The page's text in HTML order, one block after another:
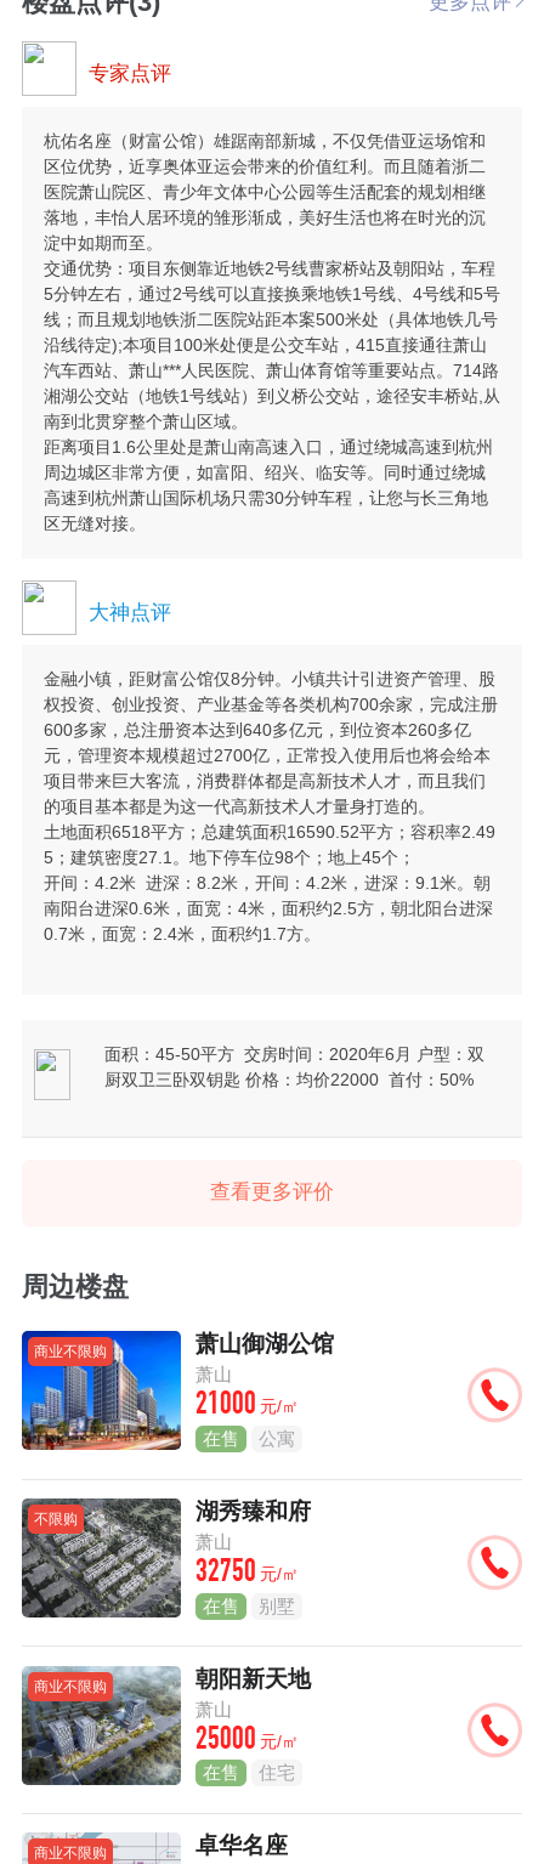
专家点评
杭佑名座（财富公馆）雄踞南部新城，不仅凭借亚运场馆和
区位优势，近享奥体亚运会带来的价值红利。而且随着浙二
医院萧山院区、青少年文体中心公园等生活配套的规划相继
落地，丰怡人居环境的雏形渐成，美好生活也将在时光的沉
淀中如期而至。
交通优势：项目东侧靠近地铁2号线曹家桥站及朝阳站，车程
5分钟左右，通过2号线可以直接换乘地铁1号线、4号线和5号
线；而且规划地铁浙二医院站距本案500米处（具体地铁几号
沿线待定);本项目100米处便是公交车站，415直接通往萧山
汽车西站、萧山***人民医院、萧山体育馆等重要站点。714路
湘湖公交站（地铁1号线站）到义桥公交站，途径安丰桥站,从
南到北贯穿整个萧山区域。
距离项目1.6公里处是萧山南高速入口，通过绕城高速到杭州
周边城区非常方便，如富阳、绍兴、临安等。同时通过绕城
高速到杭州萧山国际机场只需30分钟车程，让您与长三角地
区无缝对接。
大神点评
金融小镇，距财富公馆仅8分钟。小镇共计引进资产管理、股
权投资、创业投资、产业基金等各类机构700余家，完成注册
600多家，总注册资本达到640多亿元，到位资本260多亿
元，管理资本规模超过2700亿，正常投入使用后也将会给本
项目带来巨大客流，消费群体都是高新技术人才，而且我们
的项目基本都是为这一代高新技术人才量身打造的。
土地面积6518平方；总建筑面积16590.52平方；容积率2.49
5；建筑密度27.1。地下停车位98个；地上45个；
开间：4.2米 进深：8.2米，开间：4.2米，进深：9.1米。朝
南阳台进深0.6米，面宽：4米，面积约2.5方，朝北阳台进深
0.7米，面宽：2.4米，面积约1.7方。
面积：45-50平方 交房时间：2020年6月 户型：双
厨双卫三卧双钥匙 价格：均价22000 首付：50%
查看更多评价
周边楼盘
商业不限购 萧山御湖公馆
萧山
21000 元/㎡
在售 公寓
不限购 湖秀臻和府
萧山
32750 元/㎡
在售 别墅
商业不限购 朝阳新天地
萧山
25000 元/㎡
在售 住宅
商业不限购 卓华名座